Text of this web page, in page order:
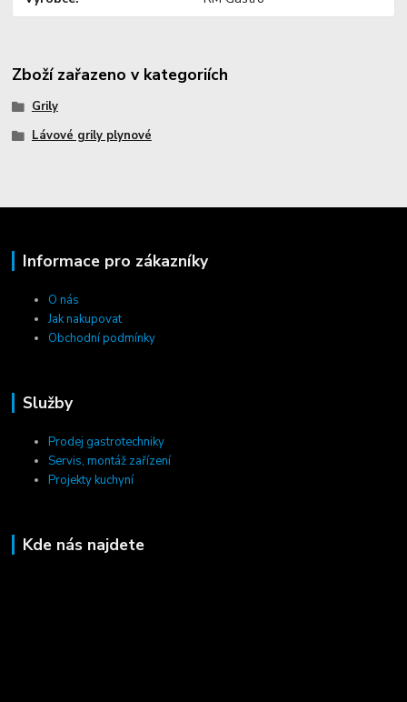
Zboží zařazeno v kategoriích
Grily
Lávové grily plynové
Informace pro zákazníky
O nás
Jak nakupovat
Obchodní podmínky
Služby
Prodej gastrotechniky
Servis, montáž zařízení
Projekty kuchyní
Kde nás najdete